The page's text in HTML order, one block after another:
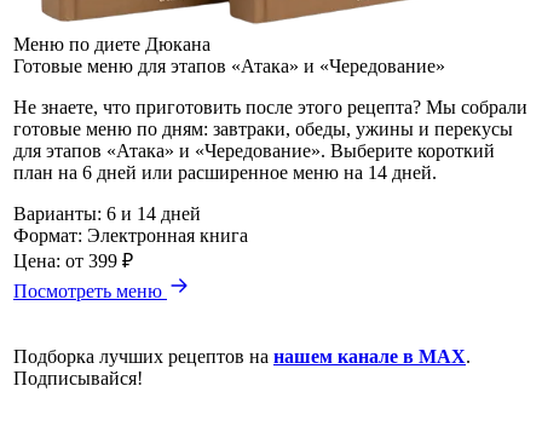
Меню по диете Дюкана
Готовые меню для этапов «Атака» и «Чередование»
Не знаете, что приготовить после этого рецепта? Мы собрали
готовые меню по дням: завтраки, обеды, ужины и перекусы
для этапов «Атака» и «Чередование». Выберите короткий
план на 6 дней или расширенное меню на 14 дней.
Варианты: 6 и 14 дней
Формат: Электронная книга
Цена: от 399 ₽
Посмотреть меню
Подборка лучших рецептов на нашем канале в MAX.
Подписывайся!